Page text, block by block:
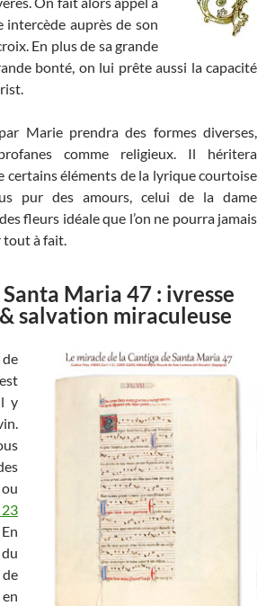
intercède auprès de son
En plus de sa grande
bonté, on lui prête aussi la capacité
Marie prendra des formes diverses,
comme religieux. Il héritera
certains éléments de la lyrique courtoise
pur des amours, celui de la dame
fleurs idéale que l’on ne pourra jamais
tout à fait.
Maria 47 : ivresse
salvation miraculeuse
de
y